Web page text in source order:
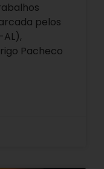
pelos
Pacheco